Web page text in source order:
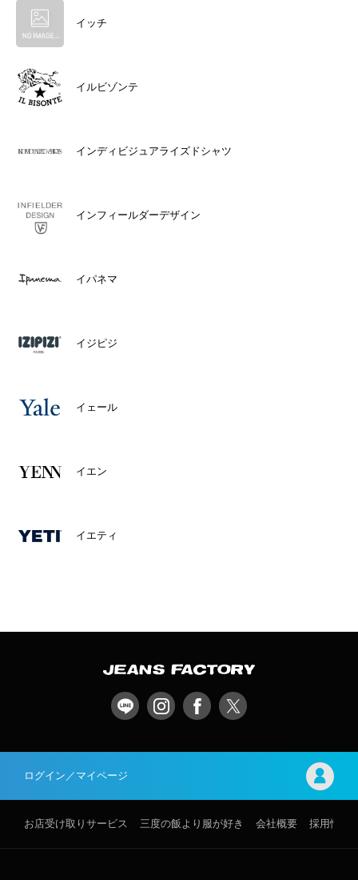
イッチ
イルビゾンテ
インディビジュアライズドシャツ
インフィールダーデザイン
イパネマ
イジピジ
イェール
イエン
イエティ
ログイン／マイページ
お店受け取りサービス 三度の飯より服が好き 会社概要 採用情報